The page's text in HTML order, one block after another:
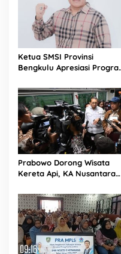
Ketua SMSI Provinsi
Bengkulu Apresiasi
Bengkulu Tengah
Prabowo Dorong Wisata
Kereta Api, KA Nusantara
Tarik Baru